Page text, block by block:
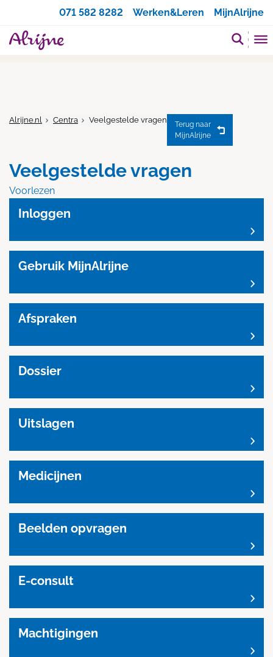
071 582 8282
Werken&Leren MijnAlrijne
Alrijne.nl Centra Veelgestelde vragen
Terug naar
MijnAlrijne
Veelgestelde vragen
Voorlezen
Inloggen
Gebruik MijnAlrijne
Afspraken
Dossier
Uitslagen
Medicijnen
Beelden opvragen
E-consult
Machtigingen